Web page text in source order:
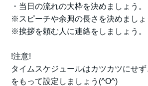
・当日の流れの大枠を決めましょう。
※スピーチや余興の長さを決めましょ
※挨拶を頼む人に連絡をしましょう。
!注意!
タイムスケジュールはカツカツにせ
をもって設定しましょう(^O^)